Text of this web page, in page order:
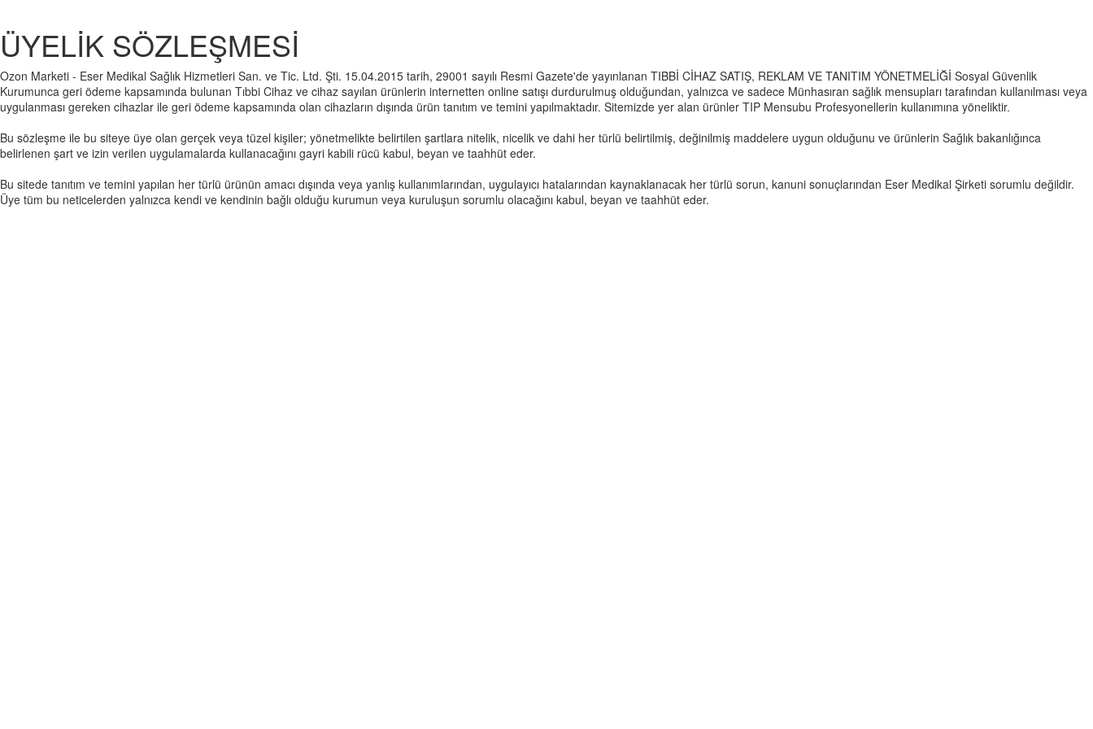
ÜYELİK SÖZLEŞMESİ
Ozon Marketi - Eser Medikal Sağlık Hizmetleri San. ve Tic. Ltd. Şti. 15.04.2015 tarih, 29001 sayılı Resmi Gazete'de yayınlanan TIBBİ CİHAZ SATIŞ, REKLAM VE TANITIM YÖNETMELİĞİ Sosyal Güvenlik
Kurumunca geri ödeme kapsamında bulunan Tıbbi Cihaz ve cihaz sayılan ürünlerin internetten online satışı durdurulmuş olduğundan, yalnızca ve sadece Münhasıran sağlık mensupları tarafından kullanılması veya
uygulanması gereken cihazlar ile geri ödeme kapsamında olan cihazların dışında ürün tanıtım ve temini yapılmaktadır. Sitemizde yer alan ürünler TIP Mensubu Profesyonellerin kullanımına yöneliktir.
Bu sözleşme ile bu siteye üye olan gerçek veya tüzel kişiler; yönetmelikte belirtilen şartlara nitelik, nicelik ve dahi her türlü belirtilmiş, değinilmiş maddelere uygun olduğunu ve ürünlerin Sağlık bakanlığınca
belirlenen şart ve izin verilen uygulamalarda kullanacağını gayri kabili rücü kabul, beyan ve taahhüt eder.
Bu sitede tanıtım ve temini yapılan her türlü ürünün amacı dışında veya yanlış kullanımlarından, uygulayıcı hatalarından kaynaklanacak her türlü sorun, kanuni sonuçlarından Eser Medikal Şirketi sorumlu değildir.
Üye tüm bu neticelerden yalnızca kendi ve kendinin bağlı olduğu kurumun veya kuruluşun sorumlu olacağını kabul, beyan ve taahhüt eder.